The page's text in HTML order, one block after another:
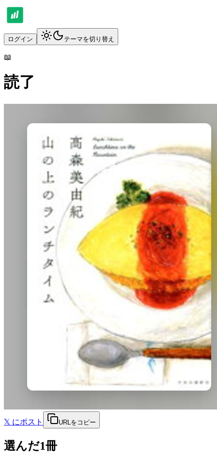
ログイン テーマを切り替え
📖
読了
𝕏 にポスト URLをコピー
選んだ1冊